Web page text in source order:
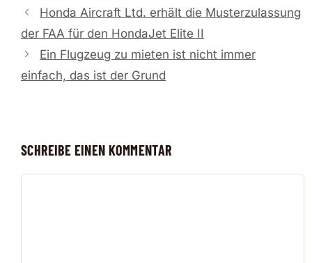
Honda Aircraft Ltd. erhält die Musterzulassung
der FAA für den HondaJet Elite II
Ein Flugzeug zu mieten ist nicht immer
einfach, das ist der Grund
SCHREIBE EINEN KOMMENTAR